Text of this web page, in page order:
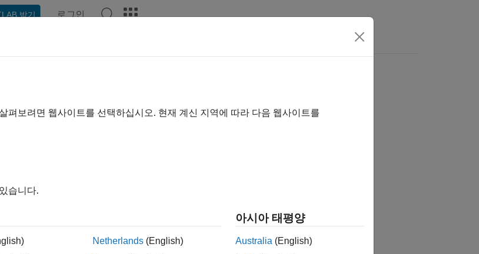
받기 로그인
펴보려면 웹사이트를 선택하십시오. 현재 계신 지역에 따라 다음 웹사이트를
습니다.
Netherlands (English)
아시아 태평양
Australia (English)